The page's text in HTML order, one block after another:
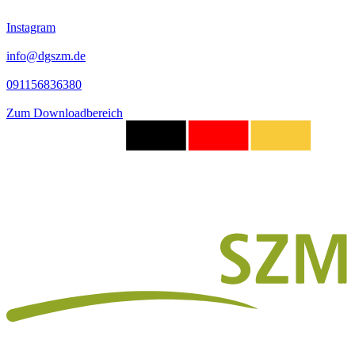
Instagram
info@dgszm.de
091156836380
Zum Downloadbereich